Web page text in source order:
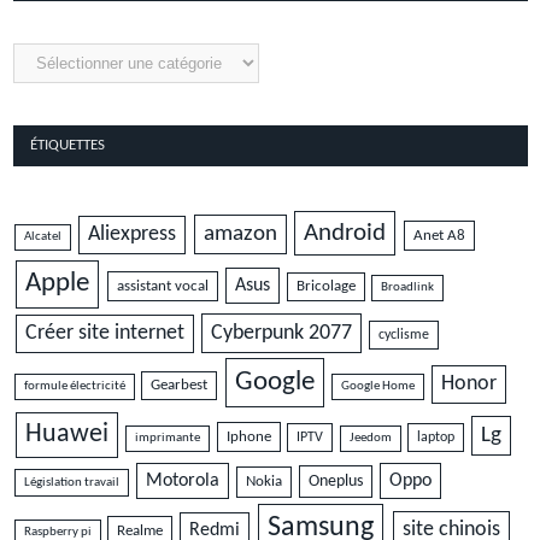
Catégories
ÉTIQUETTES
Alcatel Aliexpress amazon Android Anet A8
Apple assistant vocal Asus Bricolage Broadlink
Créer site internet Cyberpunk 2077 cyclisme
formule électricité Gearbest Google Google Home Honor
Huawei imprimante Iphone IPTV Jeedom laptop Lg
Législation travail Motorola Nokia Oneplus Oppo
Raspberry pi Realme Redmi Samsung site chinois